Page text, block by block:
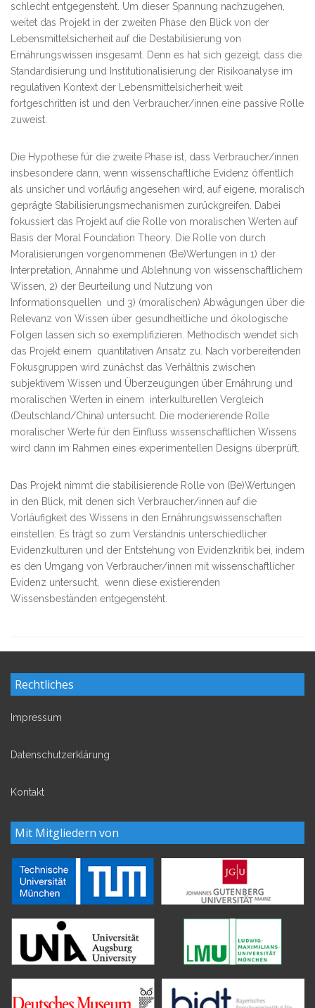
schlecht entgegensteht. Um dieser Spannung nachzugehen,
weitet das Projekt in der zweiten Phase den Blick von der
Lebensmittelsicherheit auf die Destabilisierung von
Ernährungswissen insgesamt. Denn es hat sich gezeigt, dass die
Standardisierung und Institutionalisierung der Risikoanalyse im
regulativen Kontext der Lebensmittelsicherheit weit
fortgeschritten ist und den Verbraucher/innen eine passive Rolle
zuweist.
Die Hypothese für die zweite Phase ist, dass Verbraucher/innen
insbesondere dann, wenn wissenschaftliche Evidenz öffentlich
als unsicher und vorläufig angesehen wird, auf eigene, moralisch
geprägte Stabilisierungsmechanismen zurückgreifen. Dabei
fokussiert das Projekt auf die Rolle von moralischen Werten auf
Basis der Moral Foundation Theory. Die Rolle von durch
Moralisierungen vorgenommenen (Be)Wertungen in 1) der
Interpretation, Annahme und Ablehnung von wissenschaftlichem
Wissen, 2) der Beurteilung und Nutzung von
Informationsquellen und 3) (moralischen) Abwägungen über die
Relevanz von Wissen über gesundheitliche und ökologische
Folgen lassen sich so exemplifizieren. Methodisch wendet sich
das Projekt einem quantitativen Ansatz zu. Nach vorbereitenden
Fokusgruppen wird zunächst das Verhältnis zwischen
subjektivem Wissen und Überzeugungen über Ernährung und
moralischen Werten in einem interkulturellen Vergleich
(Deutschland/China) untersucht. Die moderierende Rolle
moralischer Werte für den Einfluss wissenschaftlichen Wissens
wird dann im Rahmen eines experimentellen Designs überprüft.
Das Projekt nimmt die stabilisierende Rolle von (Be)Wertungen
in den Blick, mit denen sich Verbraucher/innen auf die
Vorläufigkeit des Wissens in den Ernährungswissenschaften
einstellen. Es trägt so zum Verständnis unterschiedlicher
Evidenzkulturen und der Entstehung von Evidenzkritik bei, indem
es den Umgang von Verbraucher/innen mit wissenschaftlicher
Evidenz untersucht, wenn diese existierenden
Wissensbeständen entgegensteht.
Rechtliches
Impressum
Datenschutzerklärung
Kontakt
Mit Mitgliedern von